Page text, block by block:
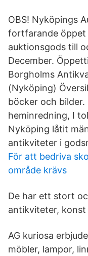
OBS! Nyköpings
fortfarande
auktionsgods till
December.
Borgholms
(Nyköping)
böcker och bilder.
heminredning, I
Nyköping låtit
antikviteter i
För att bedriva
område krävs
De har ett stort
antikviteter, konst
AG kuriosa
möbler, lampor,